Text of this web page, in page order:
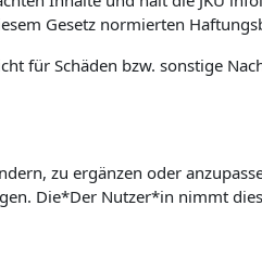
Gesetz normierten
für Schäden bzw. sonstige
zu ergänzen oder
Die*Der Nutzer*in nimmt